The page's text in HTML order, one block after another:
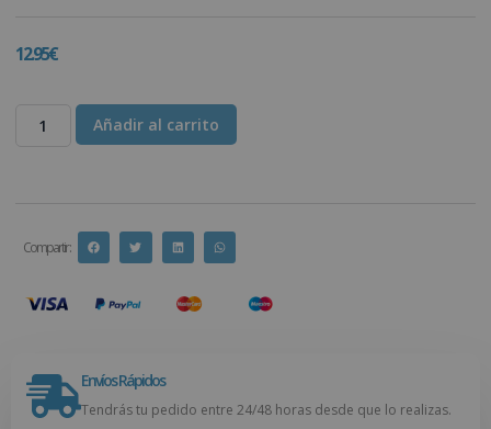
12.95€
Añadir al carrito
Compartir :
Envíos Rápidos
Tendrás tu pedido entre 24/48 horas desde que lo realizas.